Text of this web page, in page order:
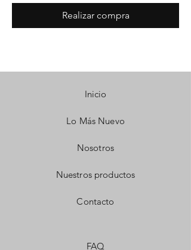
Realizar compra
Inicio
Lo Más Nuevo
Nosotros
Nuestros productos
Contacto
FAQ